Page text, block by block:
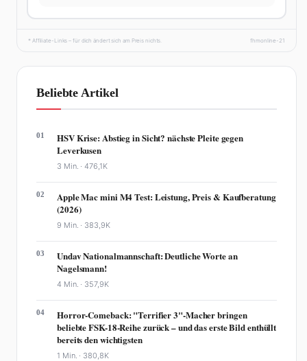
* Affiliate-Links – für dich ändert sich am Preis nichts. fhmonline-21
Beliebte Artikel
01
HSV Krise: Abstieg in Sicht? nächste Pleite gegen
Leverkusen
3 Min. ·476,1K
02
Apple Mac mini M4 Test: Leistung, Preis & Kaufberatung
(2026)
9 Min. · 383,9K
03
Undav Nationalmannschaft: Deutliche Worte an
Nagelsmann!
4 Min. · 357,9K
04
Horror-Comeback: "Terrifier 3"-Macher bringen
beliebte FSK-18-Reihe zurück – und das erste Bild enthüllt
bereits den wichtigsten
1 Min. · 380,8K